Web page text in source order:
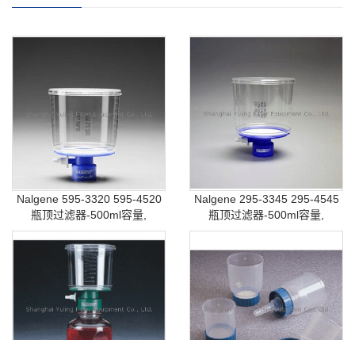
Nalgene 595-3320 595-4520
瓶顶过滤器-500ml容量,
Nalgene 295-3345 295-4545
瓶顶过滤器-500ml容量,